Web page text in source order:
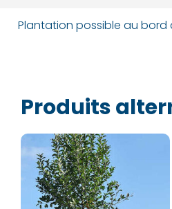
Plantation possible au bord
Produits